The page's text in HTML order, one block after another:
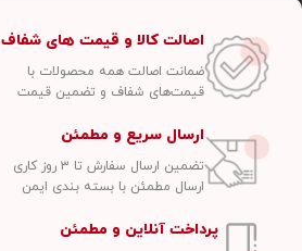
اصالت کالا و قیمت های شفاف
ضمانت اصالت همه محصولات با
قیمت‌های شفاف و تضمین قیمت
ارسال سریع و مطمئن
تضمین ارسال سفارش تا ۳ روز کاری
ارسال مطمئن با بسته بندی ایمن
پرداخت آنلاین و مطمئن